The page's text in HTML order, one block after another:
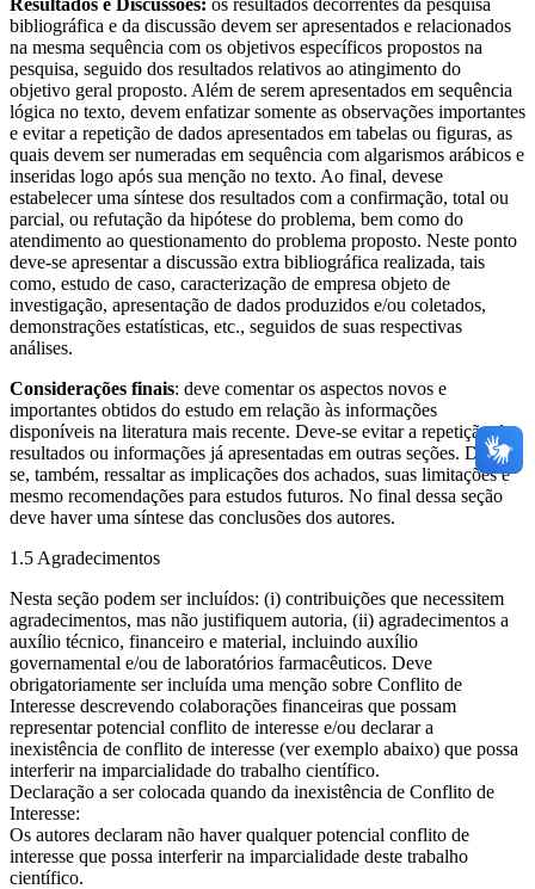
bibliográfica e da discussão devem ser apresentados e relacionados
na mesma sequência com os objetivos específicos propostos na
pesquisa, seguido dos resultados relativos ao atingimento do
objetivo geral proposto. Além de serem apresentados em sequência
lógica no texto, devem enfatizar somente as observações importantes
e evitar a repetição de dados apresentados em tabelas ou figuras, as
quais devem ser numeradas em sequência com algarismos arábicos e
inseridas logo após sua menção no texto. Ao final, devese
estabelecer uma síntese dos resultados com a confirmação, total ou
parcial, ou refutação da hipótese do problema, bem como do
atendimento ao questionamento do problema proposto. Neste ponto
deve-se apresentar a discussão extra bibliográfica realizada, tais
como, estudo de caso, caracterização de empresa objeto de
investigação, apresentação de dados produzidos e/ou coletados,
demonstrações estatísticas, etc., seguidos de suas respectivas
análises.
Considerações finais: deve comentar os aspectos novos e
importantes obtidos do estudo em relação às informações
disponíveis na literatura mais recente. Deve-se evitar a repetição de
resultados ou informações já apresentadas em outras seções. Deve-
se, também, ressaltar as implicações dos achados, suas limitações e
mesmo recomendações para estudos futuros. No final dessa seção
deve haver uma síntese das conclusões dos autores.
1.5 Agradecimentos
Nesta seção podem ser incluídos: (i) contribuições que necessitem
agradecimentos, mas não justifiquem autoria, (ii) agradecimentos a
auxílio técnico, financeiro e material, incluindo auxílio
governamental e/ou de laboratórios farmacêuticos. Deve
obrigatoriamente ser incluída uma menção sobre Conflito de
Interesse descrevendo colaborações financeiras que possam
representar potencial conflito de interesse e/ou declarar a
inexistência de conflito de interesse (ver exemplo abaixo) que possa
interferir na imparcialidade do trabalho científico.
Declaração a ser colocada quando da inexistência de Conflito de
Interesse:
Os autores declaram não haver qualquer potencial conflito de
interesse que possa interferir na imparcialidade deste trabalho
científico.